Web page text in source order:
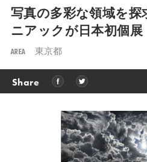
写真の多彩な領域を探
ニアックが日本初個展
AREA 東京都
Share